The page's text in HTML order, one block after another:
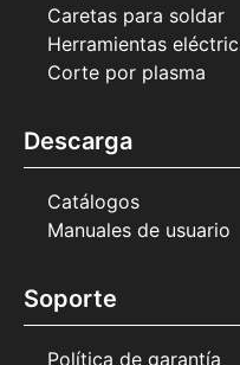
Caretas para soldar
Herramientas
Corte por plasma
Descarga
Catálogos
Manuales de usuario
Soporte
Política de garantía